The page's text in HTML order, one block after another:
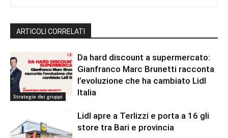
ARTICOLI CORRELATI
Strategie dei gruppi
Da hard discount a supermercato:
Gianfranco Marc Brunetti racconta
l’evoluzione che ha cambiato Lidl
Italia
Lidl apre a Terlizzi e porta a 16 gli
store tra Bari e provincia